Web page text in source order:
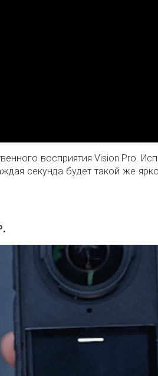
восприятия Vision Pro.
секунда будет такой же